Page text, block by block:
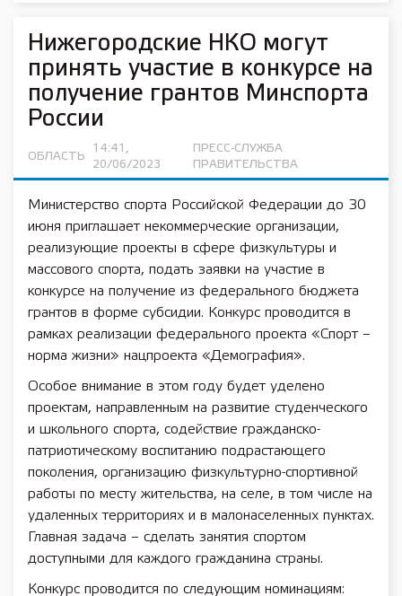
Нижегородские НКО могут
принять участие в конкурсе на
получение грантов Минспорта
России
ОБЛАСТЬ
14:41,
20/06/2023
ПРЕСС-СЛУЖБА
ПРАВИТЕЛЬСТВА
Министерство спорта Российской Федерации до 30
июня приглашает некоммерческие организации,
реализующие проекты в сфере физкультуры и
массового спорта, подать заявки на участие в
конкурсе на получение из федерального бюджета
грантов в форме субсидии. Конкурс проводится в
рамках реализации федерального проекта «Спорт –
норма жизни» нацпроекта «Демография».
Особое внимание в этом году будет уделено
проектам, направленным на развитие студенческого
и школьного спорта, содействие гражданско-
патриотическому воспитанию подрастающего
поколения, организацию физкультурно-спортивной
работы по месту жительства, на селе, в том числе на
удаленных территориях и в малонаселенных пунктах.
Главная задача – сделать занятия спортом
доступными для каждого гражданина страны.
Конкурс проводится по следующим номинациям: